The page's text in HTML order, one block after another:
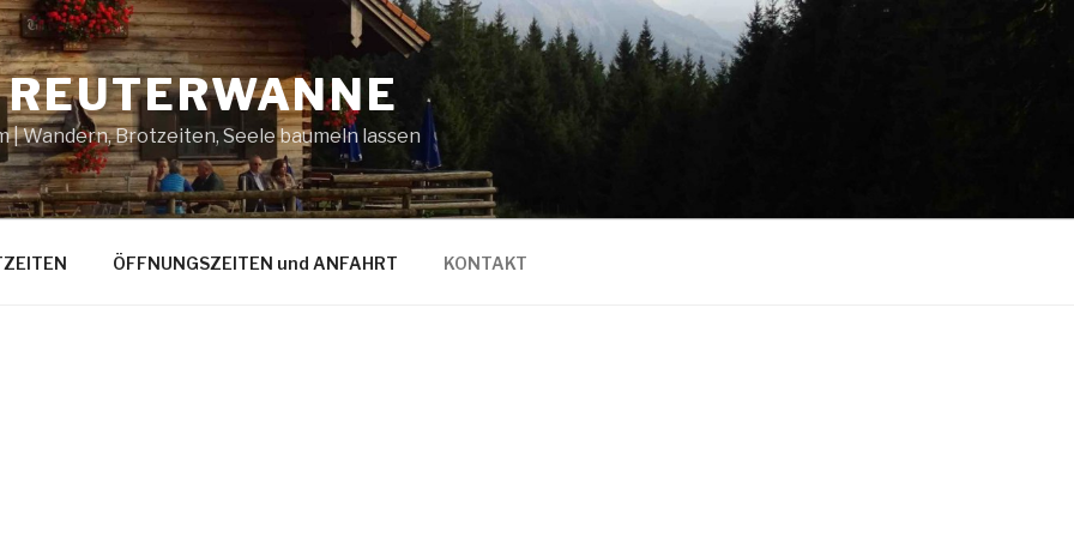
| Wandern, Brotzeiten, Seele baumeln lassen
ÖFFNUNGSZEITEN und ANFAHRT KONTAKT